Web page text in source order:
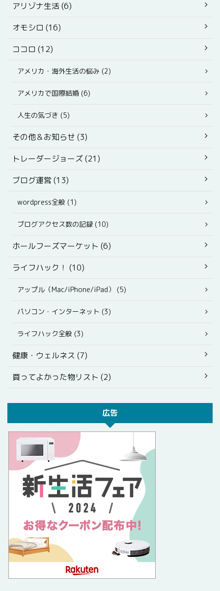
アリゾナ生活 (6)
オモシロ (16)
ココロ (12)
アメリカ・海外生活の悩み (2)
アメリカで国際結婚 (6)
人生の気づき (5)
その他＆お知らせ (3)
トレーダージョーズ (21)
ブログ運営 (13)
wordpress全般 (1)
ブログアクセス数の記録 (10)
ホールフーズマーケット (6)
ライフハック！ (10)
アップル（Mac/iPhone/iPad） (5)
パソコン・インターネット (3)
ライフハック全般 (3)
健康・ウェルネス (7)
買ってよかった物リスト (2)
広告